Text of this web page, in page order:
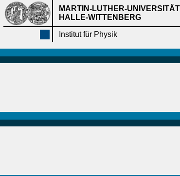
MARTIN-LUTHER-UNIVERSITÄT
HALLE-WITTENBERG
Institut für Physik